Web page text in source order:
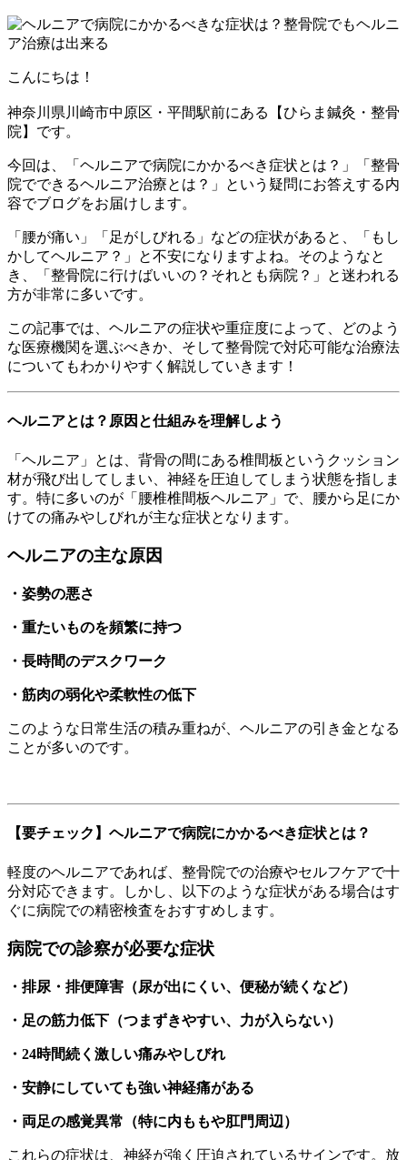
こんにちは！
神奈川県川崎市中原区・平間駅前にある【ひらま鍼灸・整骨
院】です。
今回は、「ヘルニアで病院にかかるべき症状とは？」「整骨
院でできるヘルニア治療とは？」という疑問にお答えする内
容でブログをお届けします。
「腰が痛い」「足がしびれる」などの症状があると、「もし
かしてヘルニア？」と不安になりますよね。そのようなと
き、「整骨院に行けばいいの？それとも病院？」と迷われる
方が非常に多いです。
この記事では、ヘルニアの症状や重症度によって、どのよう
な医療機関を選ぶべきか、そして整骨院で対応可能な治療法
についてもわかりやすく解説していきます！
ヘルニアとは？原因と仕組みを理解しよう
「ヘルニア」とは、背骨の間にある椎間板というクッション
材が飛び出してしまい、神経を圧迫してしまう状態を指しま
す。特に多いのが「腰椎椎間板ヘルニア」で、腰から足にか
けての痛みやしびれが主な症状となります。
ヘルニアの主な原因
・姿勢の悪さ
・重たいものを頻繁に持つ
・長時間のデスクワーク
・筋肉の弱化や柔軟性の低下
このような日常生活の積み重ねが、ヘルニアの引き金となる
ことが多いのです。
【要チェック】ヘルニアで病院にかかるべき症状とは？
軽度のヘルニアであれば、整骨院での治療やセルフケアで十
分対応できます。しかし、以下のような症状がある場合はす
ぐに病院での精密検査をおすすめします。
病院での診察が必要な症状
・排尿・排便障害（尿が出にくい、便秘が続くなど）
・足の筋力低下（つまずきやすい、力が入らない）
・24時間続く激しい痛みやしびれ
・安静にしていても強い神経痛がある
・両足の感覚異常（特に内ももや肛門周辺）
これらの症状は、神経が強く圧迫されているサインです。放